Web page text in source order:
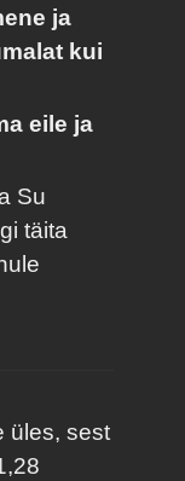
ja
kui
eile ja
Su
täita
üles, sest